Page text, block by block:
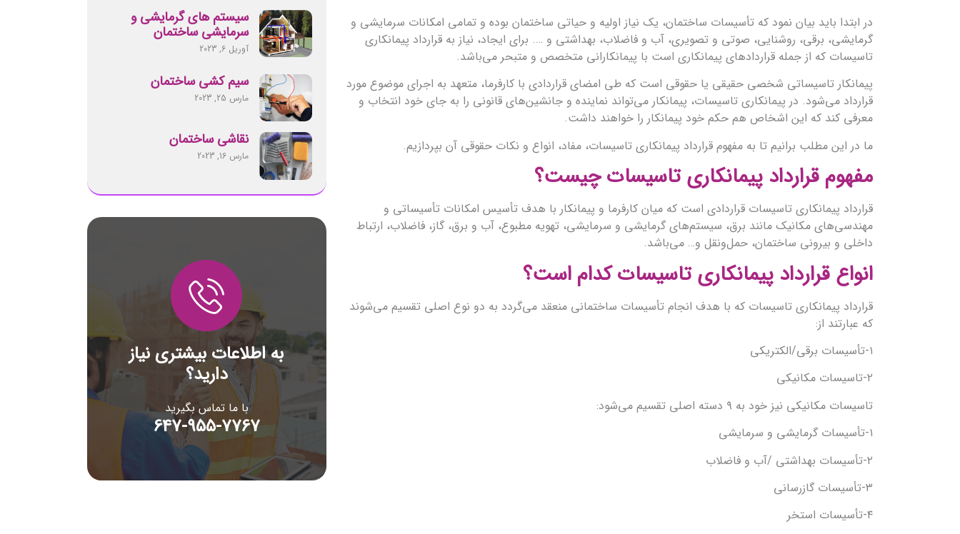
در ابتدا باید بیان نمود که تأسیسات ساختمان، یک نیاز اولیه و حیاتی ساختمان بوده و تمامی امکانات سرمایشی و
گرمایشی، برقی، روشنایی، صوتی و تصویری، آب و فاضلاب، بهداشتی و …. برای ایجاد، نیاز به قرارداد پیمانکاری
تاسیسات که از جمله قراردادهای پیمانکاری است با پیمانکارانی متخصص و متبحر می‌باشد.
پیمانکار تاسیساتی شخصی حقیقی یا حقوقی است که طی امضای قراردادی با کارفرما، متعهد به اجرای موضوع مورد
قرارداد می‌شود. در پیمانکاری تاسیسات، پیمانکار می‌تواند نماینده و جانشین‌های قانونی را به جای خود انتخاب و
معرفی کند که این اشخاص هم حکم خود پیمانکار را خواهند داشت.
ما در این مطلب برانیم تا به مفهوم قرارداد پیمانکاری تاسیسات، مفاد، انواع و نکات حقوقی آن بپردازیم.
مفهوم قرارداد پیمانکاری تاسیسات چیست؟
قرارداد پیمانکاری تاسیسات قراردادی است که میان کارفرما و پیمانکار با هدف تأسیس امکانات تأسیساتی و
مهندسی‌های مکانیک مانند برق، سیستم‌های گرمایشی و سرمایشی، تهویه مطبوع، آب و برق، گاز، فاضلاب، ارتباط
داخلی و بیرونی ساختمان، حمل‌ونقل و… می‌باشد.
انواع قرارداد پیمانکاری تاسیسات کدام است؟
قرارداد پیمانکاری تاسیسات که با هدف انجام تأسیسات ساختمانی منعقد می‌گردد به دو نوع اصلی تقسیم می‌شوند
که عبارتند از:
۱-تأسیسات برقی/الکتریکی
۲-تاسیسات مکانیکی
تاسیسات مکانیکی نیز خود به ۹ دسته اصلی تقسیم می‌شود:
۱-تأسیسات گرمایشی و سرمایشی
۲-تأسیسات بهداشتی /آب و فاضلاب
۳-تأسیسات گازرسانی
۴-تأسیسات استخر
سیستم های گرمایشی و
سرمایشی ساختمان
آوریل 6, 2023
سیم کشی ساختمان
مارس 25, 2023
نقاشی ساختمان
مارس 16, 2023
به اطلاعات بیشتری نیاز
دارید؟
با ما تماس بگیرید
647-955-7767